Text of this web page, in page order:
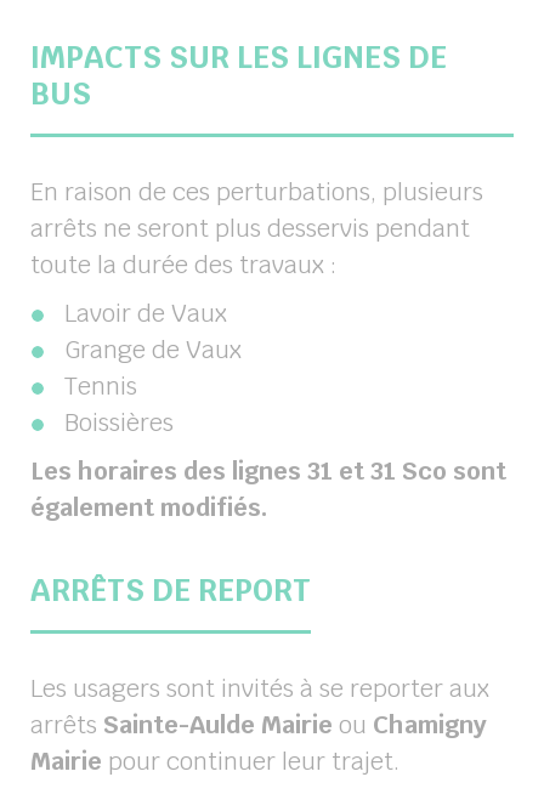
IMPACTS SUR LES LIGNES DE
BUS
En raison de ces perturbations, plusieurs
arrêts ne seront plus desservis pendant
toute la durée des travaux :
Lavoir de Vaux
Grange de Vaux
Tennis
Boissières
Les horaires des lignes 31 et 31 Sco sont
également modifiés.
ARRÊTS DE REPORT
Les usagers sont invités à se reporter aux
arrêts Sainte-Aulde Mairie ou Chamigny
Mairie pour continuer leur trajet.